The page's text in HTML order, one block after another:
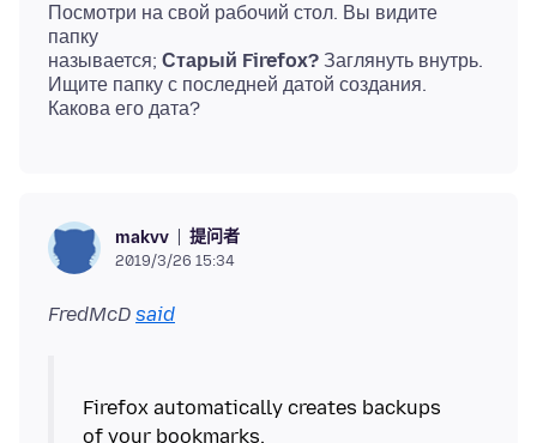
Посмотри на свой рабочий стол. Вы видите
папку
называется; Старый Firefox? Заглянуть внутрь.
Ищите папку с последней датой создания.
makvv 提问者
2019/3/26 15:34
FredMcD said
Firefox automatically creates backups
of your bookmarks,